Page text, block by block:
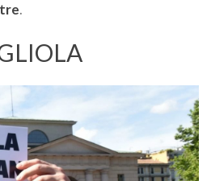
.